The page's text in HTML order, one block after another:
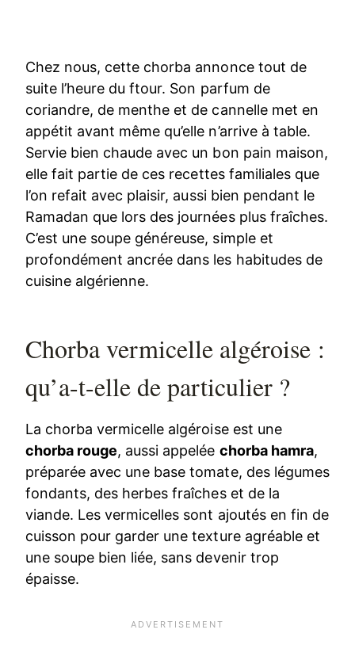
Chez nous, cette chorba annonce tout de
suite l’heure du ftour. Son parfum de
coriandre, de menthe et de cannelle met en
appétit avant même qu’elle n’arrive à table.
Servie bien chaude avec un bon pain maison,
elle fait partie de ces recettes familiales que
l’on refait avec plaisir, aussi bien pendant le
Ramadan que lors des journées plus fraîches.
C’est une soupe généreuse, simple et
profondément ancrée dans les habitudes de
cuisine algérienne.
Chorba vermicelle algéroise :
qu’a-t-elle de particulier ?
La chorba vermicelle algéroise est une
chorba rouge, aussi appelée chorba hamra,
préparée avec une base tomate, des légumes
fondants, des herbes fraîches et de la
viande. Les vermicelles sont ajoutés en fin de
cuisson pour garder une texture agréable et
une soupe bien liée, sans devenir trop
épaisse.